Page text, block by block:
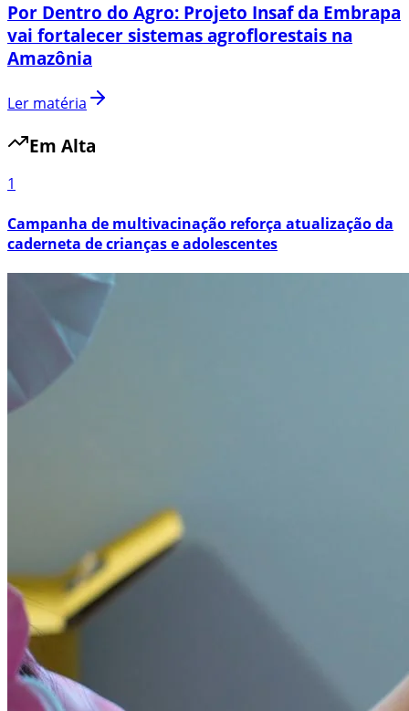
Por Dentro do Agro: Projeto Insaf da Embrapa
vai fortalecer sistemas agroflorestais na
Amazônia
Ler matéria
Em Alta
1
Campanha de multivacinação reforça atualização da
caderneta de crianças e adolescentes